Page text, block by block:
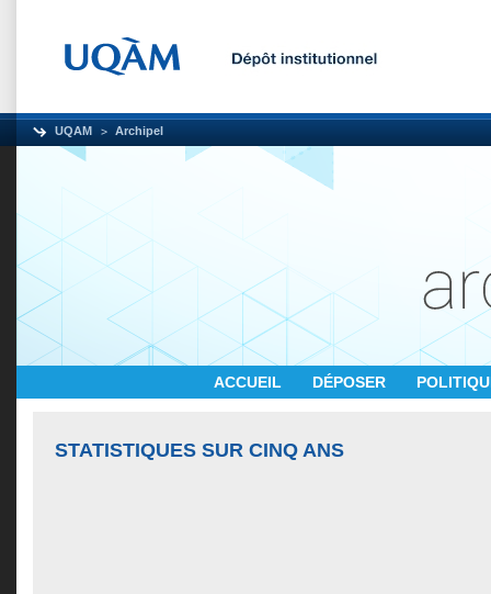
UQAM Archipel
ACCUEIL DÉPOSER
STATISTIQUES SUR CINQ ANS